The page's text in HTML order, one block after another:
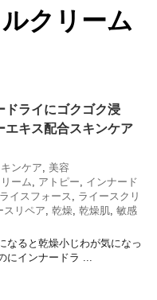
クリーム
ドライにゴクゴク浸
エキス配合スキンケア
キンケア
美容
ーム
アトピー
インナード
ライスフォース
ライースクリ
スリペア 乾燥 乾燥肌 敏感
なると乾燥小じわが気になっ
にインナードラ ...